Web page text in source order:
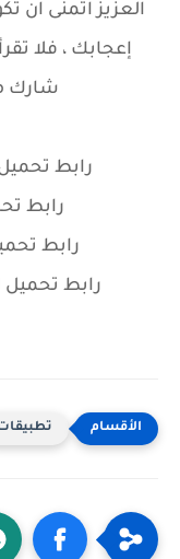
العزيز اتمنى ان
إعجابك ، فلا
شارك
رابط
رابط
رابط
رابط تحميل